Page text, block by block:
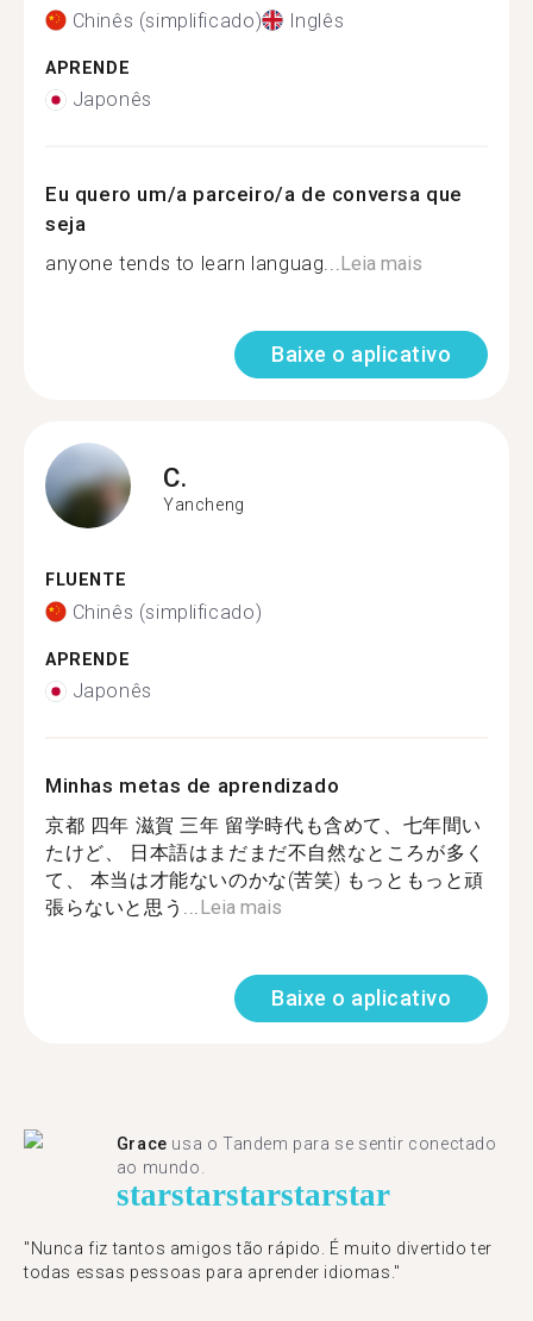
Chinês (simplificado) Inglês
APRENDE
Japonês
Eu quero um/a parceiro/a de conversa que
seja
anyone tends to learn languag...Leia mais
Baixe o aplicativo
C.
Yancheng
FLUENTE
Chinês (simplificado)
APRENDE
Japonês
Minhas metas de aprendizado
京都 四年 滋賀 三年 留学時代も含めて、七年間い
たけど、 日本語はまだまだ不自然なところが多く
て、 本当は才能ないのかな(苦笑) もっともっと頑
張らないと思う...Leia mais
Baixe o aplicativo
Grace usa o Tandem para se sentir conectado
ao mundo.
starstarstarstarstar
"Nunca fiz tantos amigos tão rápido. É muito divertido ter
todas essas pessoas para aprender idiomas."